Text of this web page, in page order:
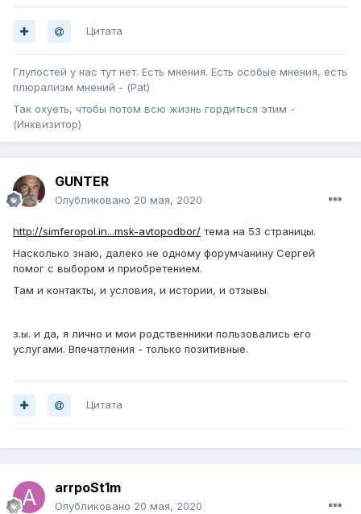
Цитата
Глупостей у нас тут нет. Есть мнения. Есть особые мнения, есть
плюрализм мнений - (Pat)
Так охуеть, чтобы потом всю жизнь гордиться этим -
(Инквизитор)
GUNTER
Опубликовано 20 мая, 2020
http://simferopol.in...msk-avtopodbor/ тема на 53 страницы.
Насколько знаю, далеко не одному форумчанину Сергей
помог с выбором и приобретением.
Там и контакты, и условия, и истории, и отзывы.
з.ы. и да, я лично и мои родственники пользовались его
услугами. Впечатления - только позитивные.
Цитата
arrpoSt1m
Опубликовано 20 мая, 2020